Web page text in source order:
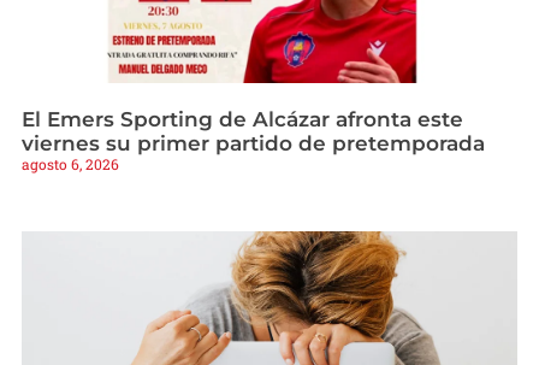
El Emers Sporting de Alcázar afronta este
viernes su primer partido de pretemporada
agosto 6, 2026